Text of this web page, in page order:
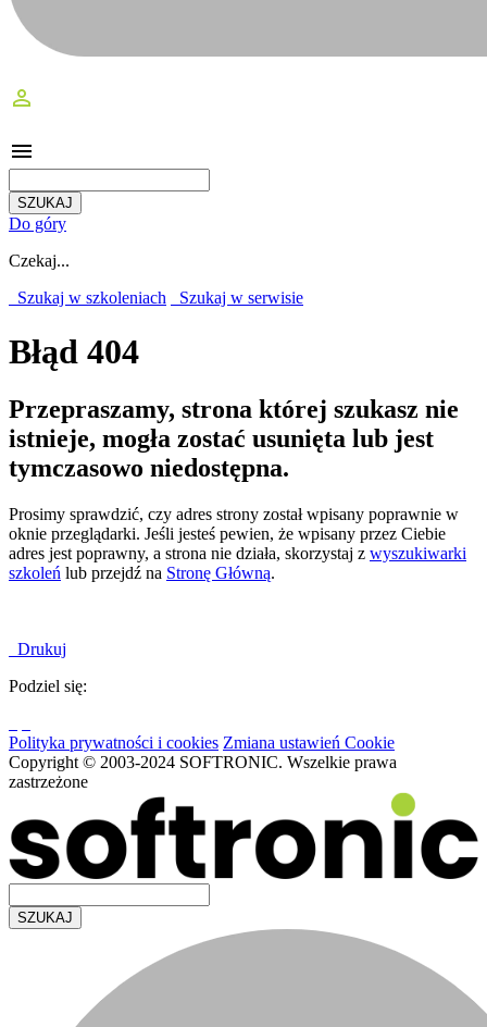
perm_identity
menu
Do góry
Czekaj...
Szukaj w szkoleniach
Szukaj w serwisie
Błąd 404
Przepraszamy, strona której szukasz nie
istnieje, mogła zostać usunięta lub jest
tymczasowo niedostępna.
Prosimy sprawdzić, czy adres strony został wpisany poprawnie w
oknie przeglądarki. Jeśli jesteś pewien, że wpisany przez Ciebie
adres jest poprawny, a strona nie działa, skorzystaj z wyszukiwarki
szkoleń lub przejdź na Stronę Główną.
Drukuj
Podziel się:
Polityka prywatności i cookies Zmiana ustawień Cookie
Copyright © 2003-2024 SOFTRONIC. Wszelkie prawa
zastrzeżone